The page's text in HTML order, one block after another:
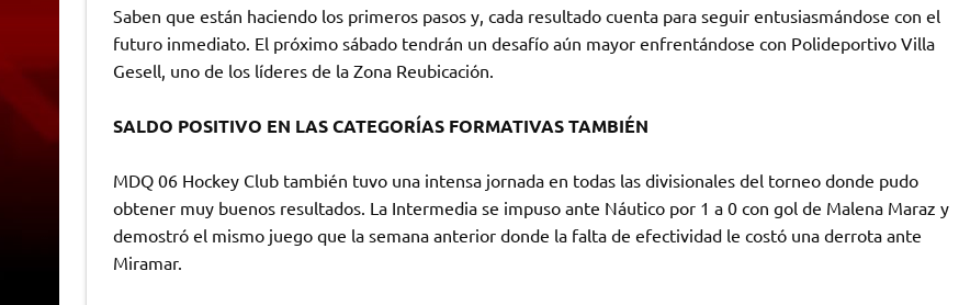
Saben que están haciendo los primeros pasos y, cada resultado cuenta para seguir entusiasmándose con el
futuro inmediato. El próximo sábado tendrán un desafío aún mayor enfrentándose con Polideportivo Villa
Gesell, uno de los líderes de la Zona Reubicación.
SALDO POSITIVO EN LAS CATEGORÍAS FORMATIVAS TAMBIÉN
MDQ 06 Hockey Club también tuvo una intensa jornada en todas las divisionales del torneo donde pudo
obtener muy buenos resultados. La Intermedia se impuso ante Náutico por 1 a 0 con gol de Malena Maraz y
demostró el mismo juego que la semana anterior donde la falta de efectividad le costó una derrota ante
Miramar.